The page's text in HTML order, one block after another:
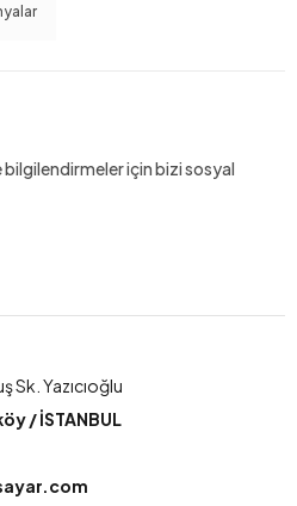
için bizi sosyal
Sk. Yazıcıoğlu
/ İSTANBUL